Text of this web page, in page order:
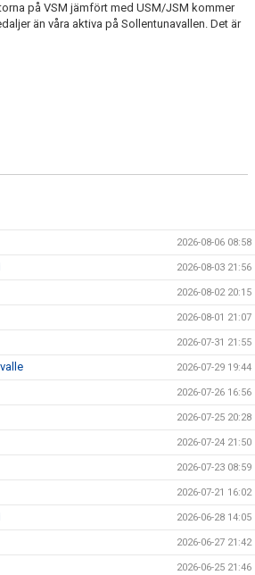
på VSM jämfört med USM/JSM kommer
än våra aktiva på Sollentunavallen. Det är
2026-08-06 08:58
2026-08-03 21:56
2026-08-02 20:15
2026-08-01 21:07
2026-07-31 21:55
2026-07-29 19:44
2026-07-26 16:56
2026-07-25 20:28
2026-07-24 21:50
2026-07-23 08:59
2026-07-21 16:02
2026-06-28 14:05
2026-06-27 21:42
2026-06-25 21:46